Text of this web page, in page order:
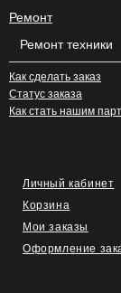
Ремонт
Ремонт техники
Как сделать заказ
Статус заказа
Как стать нашим
Личный кабинет
Корзина
Мои заказы
Оформление